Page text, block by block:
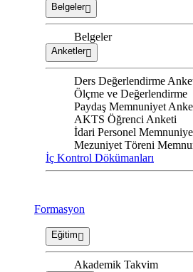
Belgeler
Belgeler
Anketler
Ders Değerlendirme
Ölçme ve Değerlendirme
Paydaş Memnuniyet
AKTS Öğrenci Anketi
İdari Personel
Mezuniyet Töreni
İç Kontrol Dökümanları
Formasyon
Eğitim
Akademik Takvim